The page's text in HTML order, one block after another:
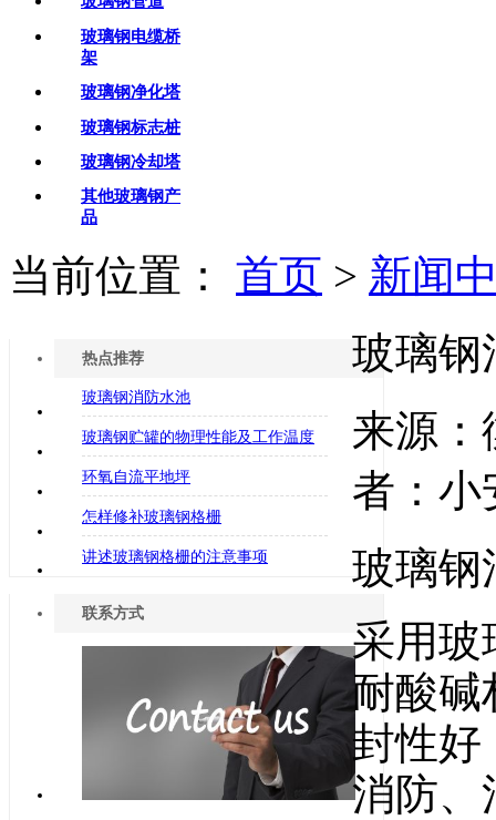
玻璃钢电缆桥
架
玻璃钢净化塔
玻璃钢标志桩
玻璃钢冷却塔
其他玻璃钢产
品
当前位置： 首页 > 新闻
热点推荐
玻璃钢消防水池
玻璃钢贮罐的物理性能及工作温度
环氧自流平地坪
怎样修补玻璃钢格栅
讲述玻璃钢格栅的注意事项
联系方式
玻璃钢
来源
者：
玻璃钢
采用玻
耐酸碱
封性好
消防、